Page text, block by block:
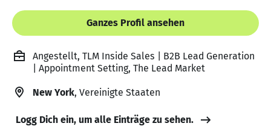
Ganzes Profil ansehen
Angestellt, TLM Inside Sales | B2B Lead Generation
| Appointment Setting, The Lead Market
New York, Vereinigte Staaten
Logg Dich ein, um alle Einträge zu sehen.